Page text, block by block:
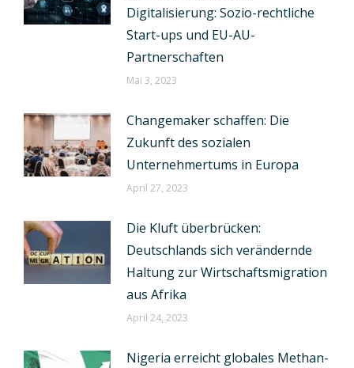
Digitalisierung: Sozio-rechtliche
Start-ups und EU-AU-
Partnerschaften
Mai 3, 2023
Changemaker schaffen: Die
Zukunft des sozialen
Unternehmertums in Europa
April 27, 2023
Die Kluft überbrücken:
Deutschlands sich verändernde
Haltung zur Wirtschaftsmigration
aus Afrika
April 24, 2023
Nigeria erreicht globales Methan-